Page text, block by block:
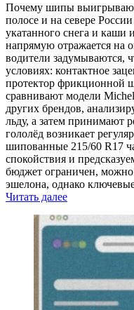
Почему шипы
полосе и на севере России
укатанного снега и каши
напрямую отражается на
водители задумываются,
условиях: контактное
протектор фрикционной
сравнивают модели
других брендов,
льду, а затем принимают
гололёд возникает
шипованные 215/60 R17
спокойствия и
бюджет ограничен, можно
эшелона, однако
Читать далее